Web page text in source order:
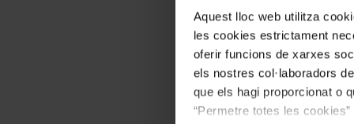
Aquest lloc web utilitza
les cookies estrictament
oferir funcions de xarxes
els nostres col·laboradors
que els hagi proporcionat o
“Permetre totes les
estrenar el primer
Amb una tècnica
colors sonors,
reconeixement